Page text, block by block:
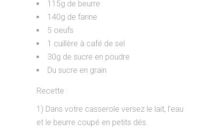
115g de beurre
140g de farine
5 oeufs
1 cuillère à café de sel
30g de sucre en poudre
Du sucre en grain
Recette :
1) Dans votre casserole versez le lait, l’eau
et le beurre coupé en petits dés.